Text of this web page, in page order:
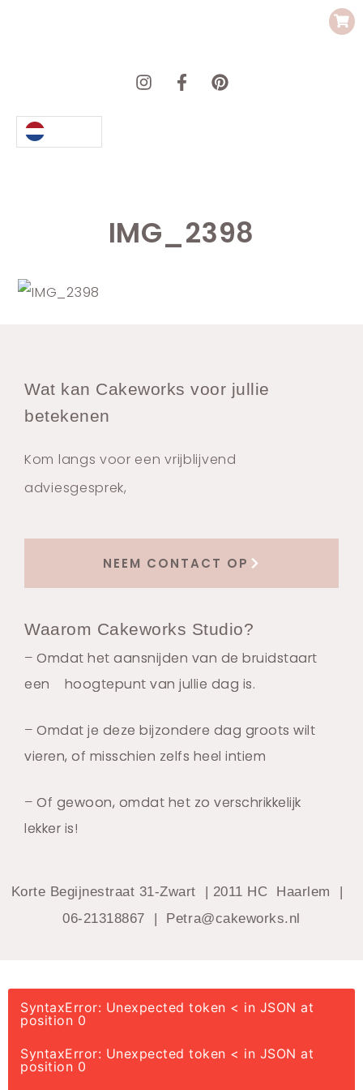
IMG_2398
Wat kan Cakeworks voor jullie
betekenen
Kom langs voor een vrijblijvend
adviesgesprek,
NEEM CONTACT OP
Waarom Cakeworks Studio?
– Omdat het aansnijden van de bruidstaart
een hoogtepunt van jullie dag is.
– Omdat je deze bijzondere dag groots wilt
vieren, of misschien zelfs heel intiem
– Of gewoon, omdat het zo verschrikkelijk
lekker is!
Korte Begijnestraat 31-Zwart | 2011 HC Haarlem |
06-21318867 | Petra@cakeworks.nl
SyntaxError: Unexpected token < in JSON at
position 0
SyntaxError: Unexpected token < in JSON at
position 0